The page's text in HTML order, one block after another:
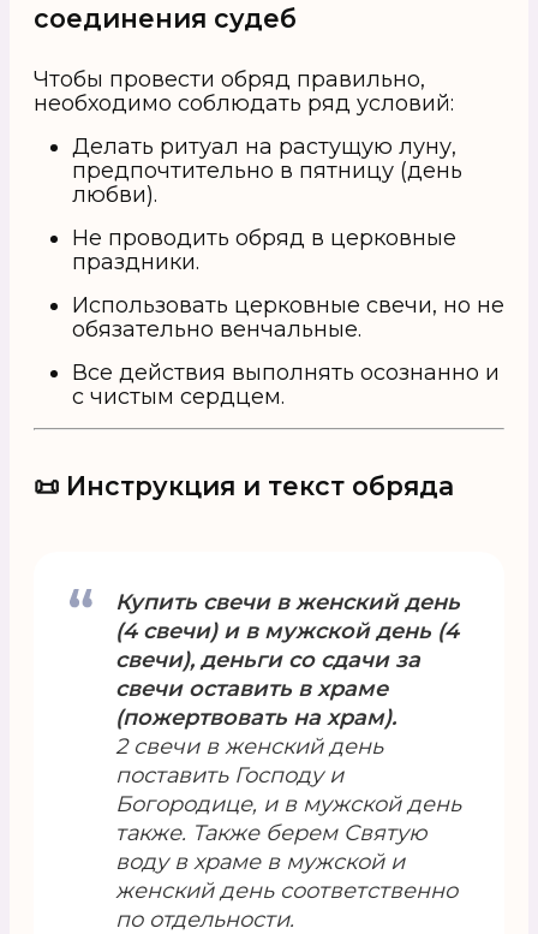
соединения судеб
Чтобы провести обряд правильно,
необходимо соблюдать ряд условий:
Делать ритуал на растущую луну,
предпочтительно в пятницу (день
любви).
Не проводить обряд в церковные
праздники.
Использовать церковные свечи, но не
обязательно венчальные.
Все действия выполнять осознанно и
с чистым сердцем.
📜 Инструкция и текст обряда
Купить свечи в женский день
(4 свечи) и в мужской день (4
свечи), деньги со сдачи за
свечи оставить в храме
(пожертвовать на храм).
2 свечи в женский день
поставить Господу и
Богородице, и в мужской день
также. Также берем Святую
воду в храме в мужской и
женский день соответственно
по отдельности.